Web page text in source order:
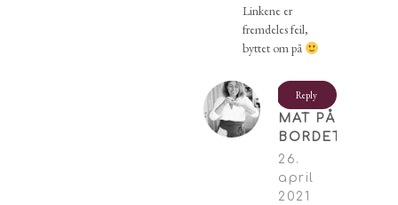
Linkene er
fremdeles feil,
byttet om på
Reply
MAT PÅ
BORDET
26.
april
2021